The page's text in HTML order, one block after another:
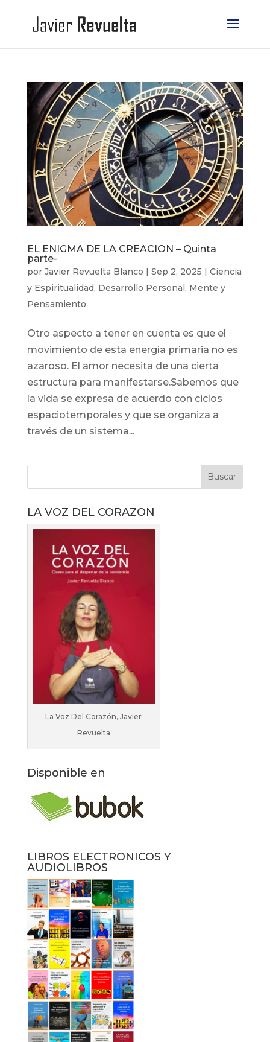
EL ENIGMA DE LA CREACION – Quinta
parte-
por Javier Revuelta Blanco | Sep 2, 2025 | Ciencia
y Espiritualidad, Desarrollo Personal, Mente y
Pensamiento
Otro aspecto a tener en cuenta es que el
movimiento de esta energía primaria no es
azaroso. El amor necesita de una cierta
estructura para manifestarse.Sabemos que
la vida se expresa de acuerdo con ciclos
espaciotemporales y que se organiza a
través de un sistema...
LA VOZ DEL CORAZON
La Voz Del Corazón, Javier
Revuelta
Disponible en
LIBROS ELECTRONICOS Y
AUDIOLIBROS